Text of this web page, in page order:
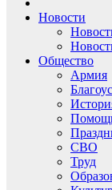
Новости
Общество
Армия
СВО
Труд